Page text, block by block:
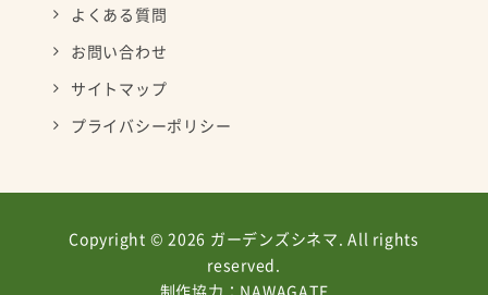
よくある質問
お問い合わせ
サイトマップ
プライバシーポリシー
Copyright © 2026 ガーデンズシネマ. All rights
reserved.